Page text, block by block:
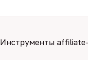
Инструменты